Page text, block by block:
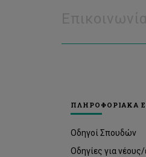
ΠΛΗΡΟΦΟΡΙΑΚΑ
Οδηγοί Σπουδών
Οδηγίες για